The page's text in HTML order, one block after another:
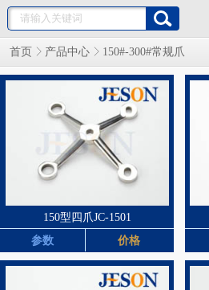
首页 产品中心 150#-300#常规爪
150型四爪JC-1501
参数
价格